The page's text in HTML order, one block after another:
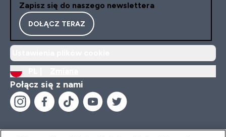
Zapisz się do naszego newslettera
DOŁĄCZ TERAZ
Połącz się z nami